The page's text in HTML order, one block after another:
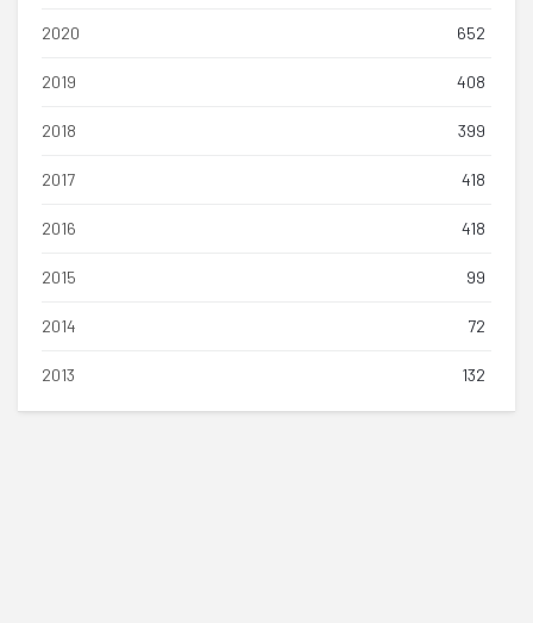
2020 652
2019 408
2018 399
2017 418
2016 418
2015 99
2014 72
2013 132